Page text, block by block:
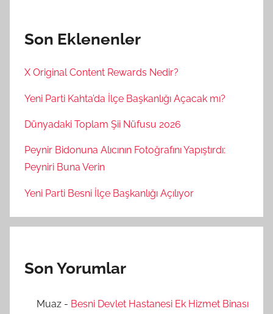
Son Eklenenler
X Original Content Rewards Nedir?
Yeni Parti Kahta’da İlçe Başkanlığı Açacak mı?
Dünyadaki Toplam Şii Nüfusu 2026
Peynir Bidonuna Alıcının Fotoğrafını Yapıştırdı:
Peyniri Buna Verin
Yeni Parti Besni İlçe Başkanlığı Açılıyor
Son Yorumlar
Muaz - Besni Devlet Hastanesi Ek Hizmet Binası